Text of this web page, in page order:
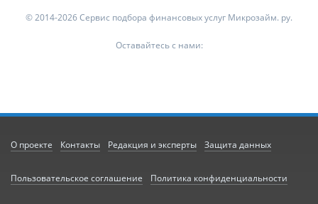
© 2014-2026 Сервис подбора финансовых услуг Микрозайм. ру.
Оставайтесь с нами:
О проекте Контакты Редакция и эксперты Защита данных
Пользовательское соглашение Политика конфиденциальности